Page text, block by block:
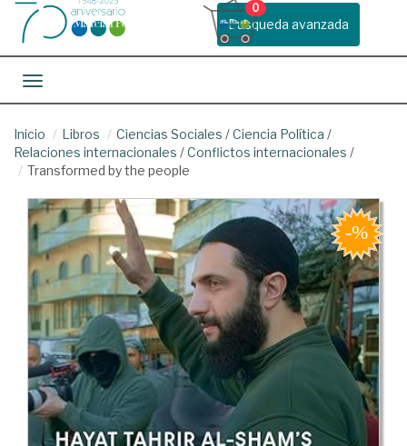
Busqueda avanzada
0
Toggle navigation
Inicio Libros Ciencias Sociales /Ciencia Política /
Relaciones internacionales /Conflictos internacionales /
Transformed by the people